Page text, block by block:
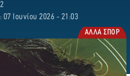
Ιουνίου 2026 - 21:03
ΑΛΛΑ ΣΠΟΡ